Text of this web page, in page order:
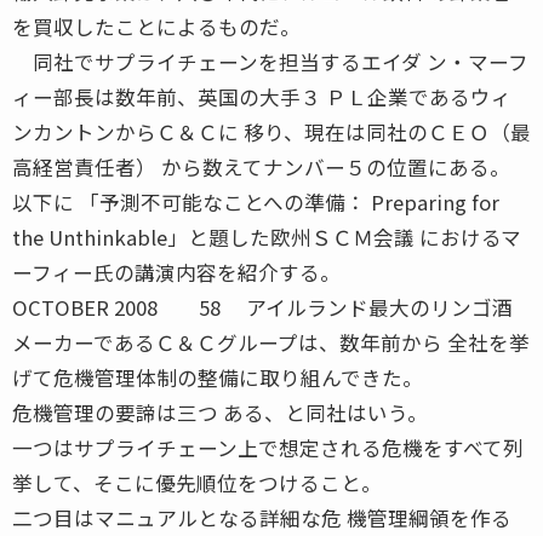
を買収したことによるものだ。
同社でサプライチェーンを担当するエイダ ン・マーフ
ィー部長は数年前、英国の大手３ ＰＬ企業であるウィ
ンカントンからＣ＆Ｃに 移り、現在は同社のＣＥＯ（最
高経営責任者） から数えてナンバー５の位置にある。
以下に 「予測不可能なことへの準備： Preparing for
the Unthinkable」と題した欧州ＳＣＭ会議 におけるマ
ーフィー氏の講演内容を紹介する。
OCTOBER 2008 58 アイルランド最大のリンゴ酒
メーカーであるＣ＆Ｃグループは、数年前から 全社を挙
げて危機管理体制の整備に取り組んできた。
危機管理の要諦は三つ ある、と同社はいう。
一つはサプライチェーン上で想定される危機をすべて列
挙して、そこに優先順位をつけること。
二つ目はマニュアルとなる詳細な危 機管理綱領を作る